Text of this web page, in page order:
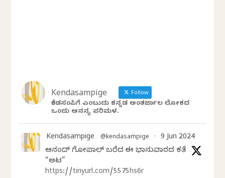
Kendasampige Follow
ಕೆಂಡಸಂಪಿಗೆ ಎಂಬುದು ಕನ್ನಡ ಅಂತರ್ಜಾಲ ಲೋಕದ
ಒಂದು ಅನನ್ಯ ಪರಿಮಳ.
Kendasampige @kendasampige · 9 Jun 2024
ಆನಂದ್‌ ಗೋಪಾಲ್‌ ಬರೆದ ಈ ಭಾನುವಾರದ ಕತೆ
“ಆಟ”
https://tinyurl.com/5575hs6r